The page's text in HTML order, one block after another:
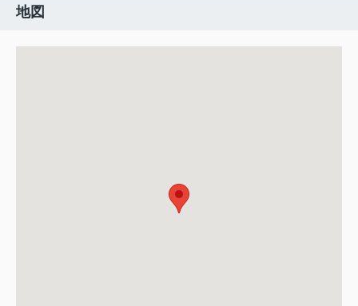
地図